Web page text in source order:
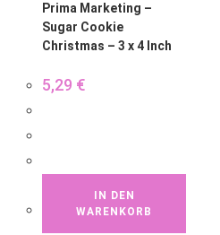
Prima Marketing –
Sugar Cookie
Christmas – 3 x 4 Inch
5,29 €
IN DEN
WARENKORB